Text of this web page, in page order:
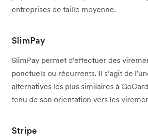
entreprises de taille moyenne.
SlimPay
SlimPay permet d’effectuer des
ponctuels ou récurrents. Il s’agit de
alternatives les plus similaires à
tenu de son orientation vers les
Stripe